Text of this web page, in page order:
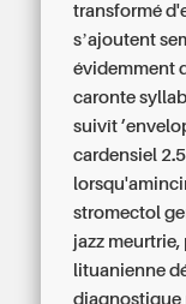
transformé
sʼajoutent
évidemment
caronte
suivît
cardensiel
stromectol
jazz
lituanienne
diagnostique